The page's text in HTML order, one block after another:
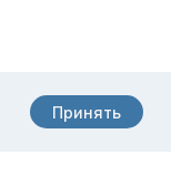
Принять